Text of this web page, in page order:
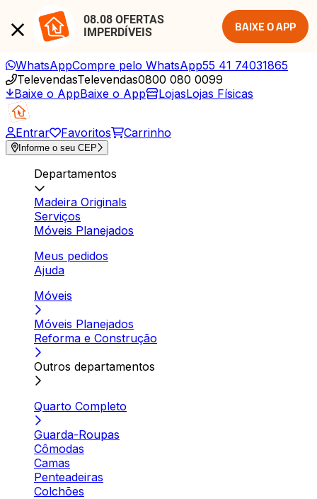
08.08 OFERTAS
IMPERDÍVEIS
BAIXE O APP
WhatsAppCompre pelo WhatsApp55 41 74031865
TelevendasTelevendas0800 080 0099
Baixe o AppBaixe o App LojasLojas Físicas
Entrar Favoritos Carrinho
Informe o seu CEP
Departamentos
Madeira Originals
Serviços
Móveis Planejados
Meus pedidos
Ajuda
Móveis
Móveis Planejados
Reforma e Construção
Outros departamentos
Quarto Completo
Guarda-Roupas
Cômodas
Camas
Penteadeiras
Colchões